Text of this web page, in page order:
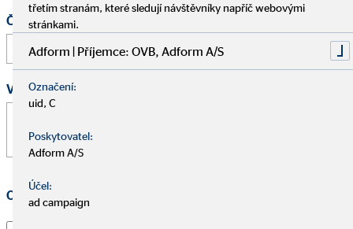
Čas
:
Vaše zpráva
Ochrana osobních údajů
třetím stranám, které sledují návštěvníky napříč webovými
stránkami.
Adform | Příjemce: OVB, Adform A/S
Označení:
uid, C
Poskytovatel:
Adform A/S
Účel:
ad campaign